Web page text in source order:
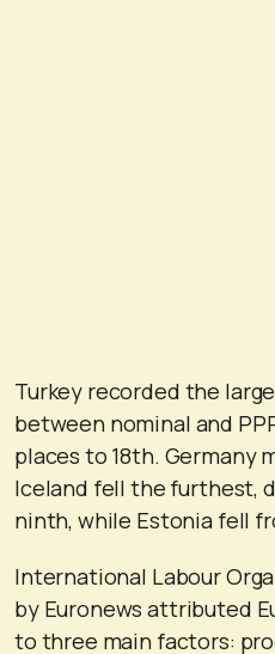
Turkey recorded the
between nominal and
places to 18th. Germany
Iceland fell the furthest,
ninth, while Estonia fell
International Labour
by Euronews attributed
to three main factors: